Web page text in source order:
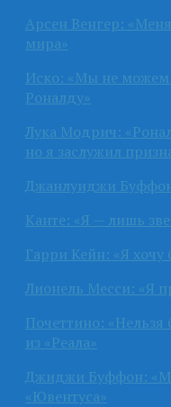
Арсен Венгер:
мира»
Иско: «Мы не можем
Роналду»
Лука Модрич:
но я заслужил
Джанлуиджи
Канте: «Я — лишь
Гарри Кейн: «Я
Лионель Месси: «Я
Почеттино: «Нельзя
из «Реала»
Джиджи Буффон:
«Ювентуса»